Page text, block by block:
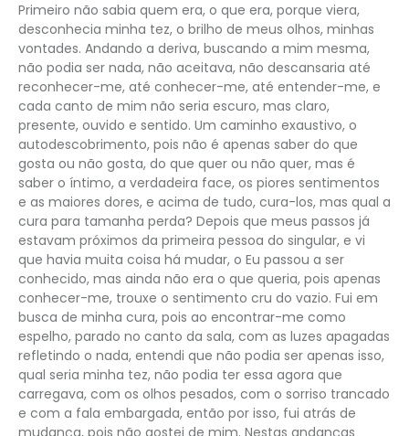
Primeiro não sabia quem era, o que era, porque viera,
desconhecia minha tez, o brilho de meus olhos, minhas
vontades. Andando a deriva, buscando a mim mesma,
não podia ser nada, não aceitava, não descansaria até
reconhecer-me, até conhecer-me, até entender-me, e
cada canto de mim não seria escuro, mas claro,
presente, ouvido e sentido. Um caminho exaustivo, o
autodescobrimento, pois não é apenas saber do que
gosta ou não gosta, do que quer ou não quer, mas é
saber o íntimo, a verdadeira face, os piores sentimentos
e as maiores dores, e acima de tudo, cura-los, mas qual a
cura para tamanha perda? Depois que meus passos já
estavam próximos da primeira pessoa do singular, e vi
que havia muita coisa há mudar, o Eu passou a ser
conhecido, mas ainda não era o que queria, pois apenas
conhecer-me, trouxe o sentimento cru do vazio. Fui em
busca de minha cura, pois ao encontrar-me como
espelho, parado no canto da sala, com as luzes apagadas
refletindo o nada, entendi que não podia ser apenas isso,
qual seria minha tez, não podia ter essa agora que
carregava, com os olhos pesados, com o sorriso trancado
e com a fala embargada, então por isso, fui atrás de
mudança, pois não gostei de mim. Nestas andanças